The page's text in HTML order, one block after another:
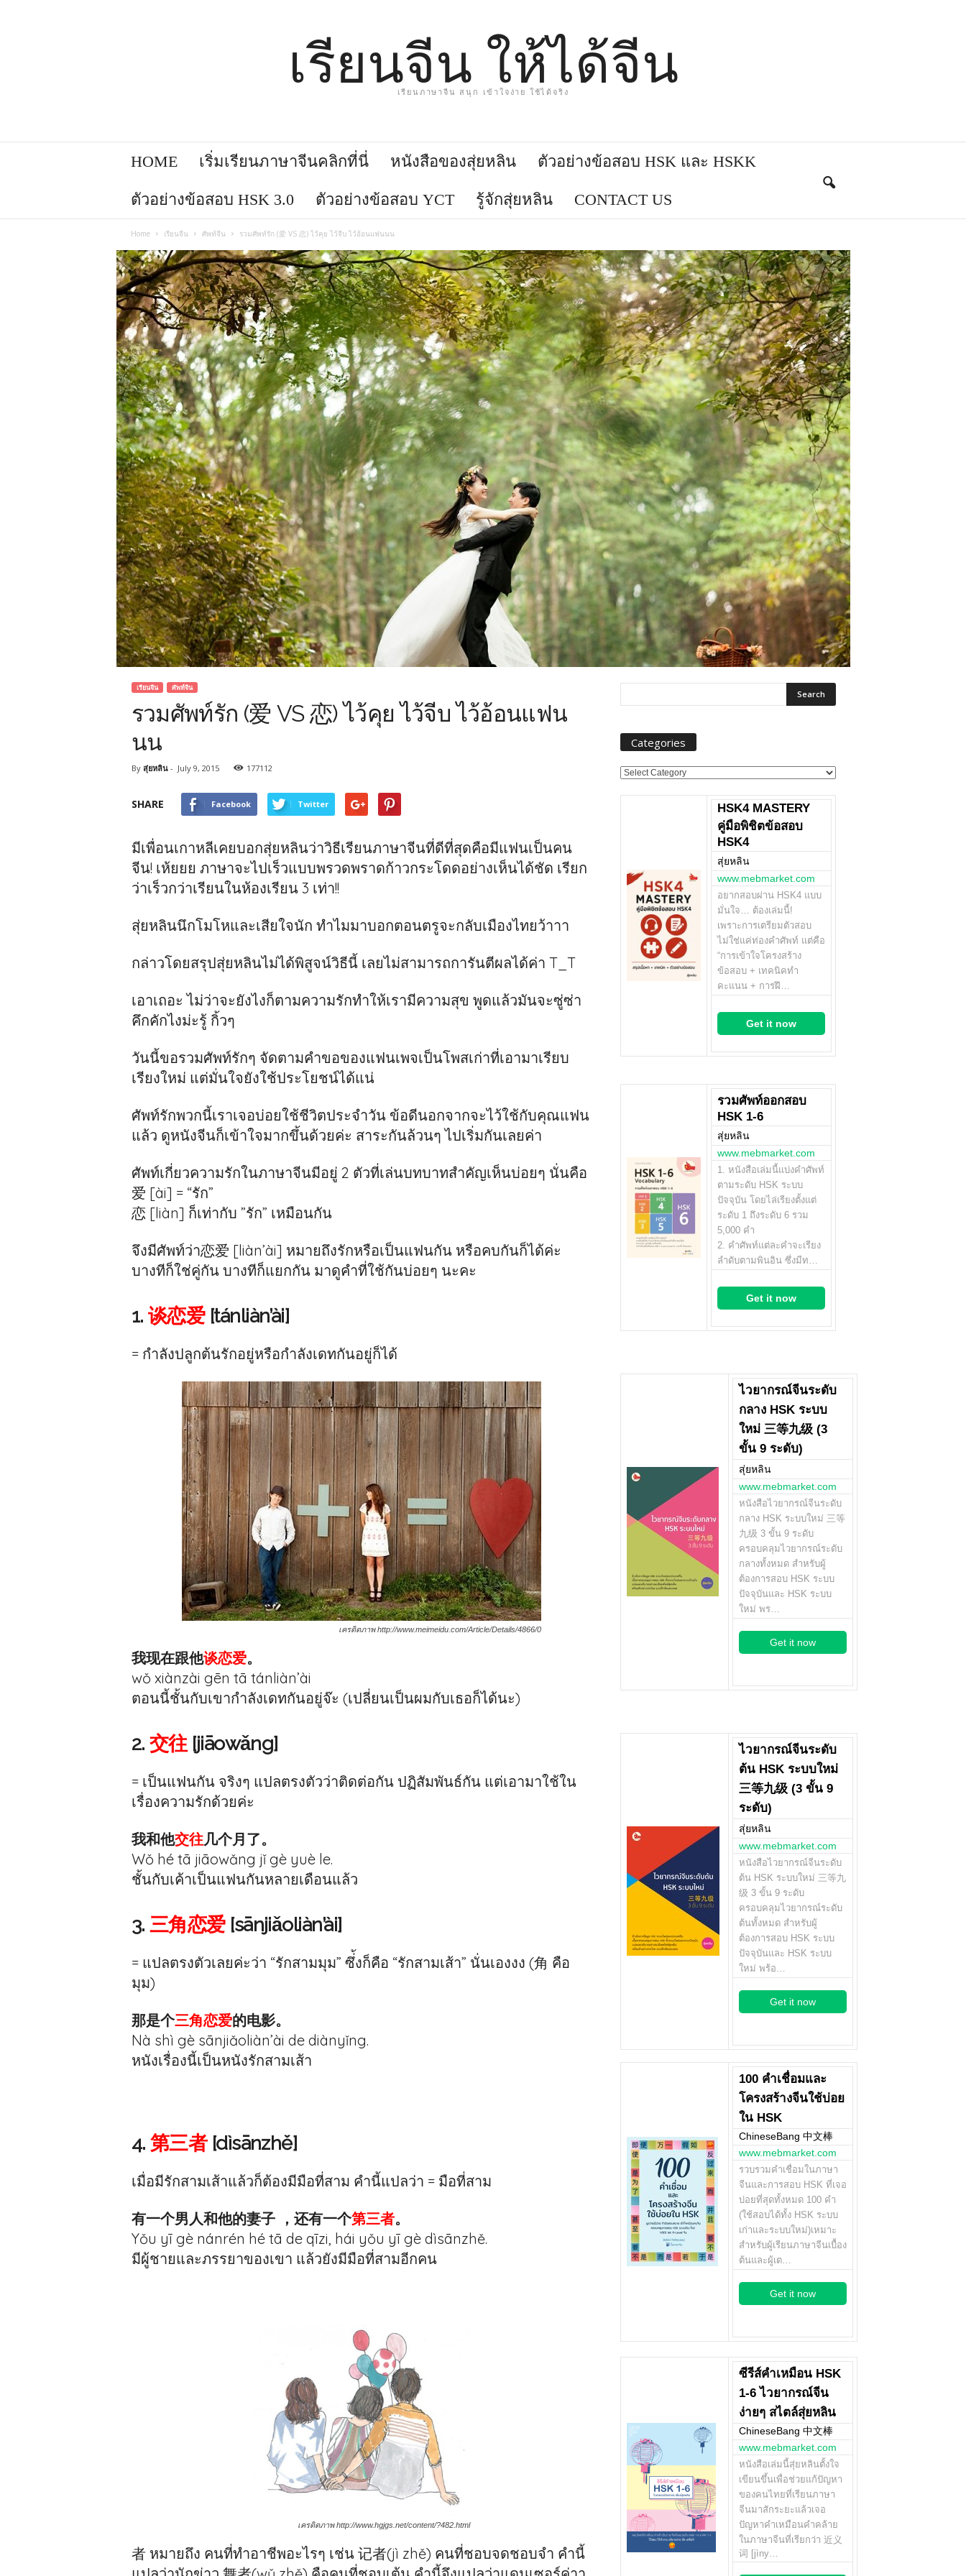
เรียนจีน ให้ได้จีน
เรียนภาษาจีน สนุก เข้าใจง่าย ใช้ได้จริง
HOME เริ่มเรียนภาษาจีนคลิกที่นี่ หนังสือของสุ่ยหลิน ตัวอย่างข้อสอบ HSK และ HSKK
ตัวอย่างข้อสอบ HSK 3.0 ตัวอย่างข้อสอบ YCT รู้จักสุ่ยหลิน CONTACT US
Home เรียนจีน ศัพท์จีน รวมศัพท์รัก (爱 VS 恋) ไว้คุย ไว้จีบ ไว้อ้อนแฟนนน
เรียนจีน ศัพท์จีน
รวมศัพท์รัก (爱 VS 恋) ไว้คุย ไว้จีบ ไว้อ้อนแฟน
นน
By สุ่ยหลิน- July 9, 2015 177112
SHARE Facebook Twitter
มีเพื่อนเกาหลีเคยบอกสุ่ยหลินว่าวิธีเรียนภาษาจีนที่ดีที่สุดคือมีแฟนเป็นคน
จีน! เห้ยยย ภาษาจะไปเร็วแบบพรวดพราดก้าวกระโดดอย่างเห็นได้ชัด เรียก
ว่าเร็วกว่าเรียนในห้องเรียน 3 เท่า!!
สุ่ยหลินนึกโมโหและเสียใจนัก ทำไมมาบอกตอนตรูจะกลับเมืองไทยว้าาา
กล่าวโดยสรุปสุ่ยหลินไม่ได้พิสูจน์วิธีนี้ เลยไม่สามารถการันตีผลได้ค่า T_T
เอาเถอะ ไม่ว่าจะยังไงก็ตามความรักทำให้เรามีความสุข พูดแล้วมันจะซู่ซ่า
คึกคักไงม่ะรู้ กิ้วๆ
วันนี้ขอรวมศัพท์รักๆ จัดตามคำขอของแฟนเพจเป็นโพสเก่าที่เอามาเรียบ
เรียงใหม่ แต่มั่นใจยังใช้ประโยชน์ได้แน่
ศัพท์รักพวกนี้เราเจอบ่อยใช้ชีวิตประจำวัน ข้อดีนอกจากจะไว้ใช้กับคุณแฟน
แล้ว ดูหนังจีนก็เข้าใจมากขึ้นด้วยค่ะ สาระกันล้วนๆ ไปเริ่มกันเลยค่า
ศัพท์เกี่ยวความรักในภาษาจีนมีอยู่ 2 ตัวที่เล่นบทบาทสำคัญเห็นบ่อยๆ นั่นคือ
爱 [ài] = “รัก”
恋 [liàn] ก็เท่ากับ ”รัก” เหมือนกัน
จึงมีศัพท์ว่า恋爱 [liàn’ài] หมายถึงรักหรือเป็นแฟนกัน หรือคบกันก็ได้ค่ะ
บางทีก็ใช่คู่กัน บางทีก็แยกกัน มาดูคำที่ใช้กันบ่อยๆ นะคะ
1. 谈恋爱[tánliàn’ài]
= กำลังปลูกต้นรักอยู่หรือกำลังเดทกันอยู่ก็ได้
เครดิตภาพ http://www.meimeidu.com/Article/Details/4866/0
我现在跟他谈恋爱。
wǒ xiànzài gēn tā tánliàn’ài
ตอนนี้ชั้นกับเขากำลังเดทกันอยู่จ๊ะ (เปลี่ยนเป็นผมกับเธอก็ได้นะ)
2. 交往 [jiāowǎng]
= เป็นแฟนกัน จริงๆ แปลตรงตัวว่าติดต่อกัน ปฏิสัมพันธ์กัน แต่เอามาใช้ใน
เรื่องความรักด้วยค่ะ
我和他交往几个月了。
Wǒ hé tā jiāowǎng jǐ gè yuè le.
ชั้นกับเค้าเป็นแฟนกันหลายเดือนแล้ว
3. 三角恋爱[sānjiǎoliàn’ài]
= แปลตรงตัวเลยค่ะว่า “รักสามมุม” ซึ่้งก็คือ “รักสามเส้า” นั่นเองงง (角 คือ
มุม)
那是个三角恋爱的电影。
Nà shì gè sānjiǎoliàn’ài de diànyǐng.
หนังเรื่องนี้เป็นหนังรักสามเส้า
4. 第三者 [dìsānzhě]
เมื่อมีรักสามเส้าแล้วก็ต้องมีมือที่สาม คำนี้แปลว่า = มือที่สาม
有一个男人和他的妻子 ，还有一个第三者。
Yǒu yī gè nánrén hé tā de qīzi, hái yǒu yī gè dìsānzhě.
มีผู้ชายและภรรยาของเขา แล้วยังมีมือที่สามอีกคน
เครดิตภาพ http://www.hgjgs.net/content/?482.html
者 หมายถึง คนที่ทำอาชีพอะไรๆ เช่น 记者(jì zhě) คนที่ชอบจดชอบจำ คำนี้
Categories
Categories
HSK4 MASTERY
คู่มือพิชิตข้อสอบ
HSK4
สุ่ยหลิน
www.mebmarket.com
อยากสอบผ่าน HSK4 แบบ
มั่นใจ… ต้องเล่มนี้!
เพราะการเตรียมตัวสอบ
ไม่ใช่แค่ท่องคำศัพท์ แต่คือ
“การเข้าใจโครงสร้าง
ข้อสอบ + เทคนิคทำ
คะแนน + การฝึ…
Get it now
รวมศัพท์ออกสอบ
HSK 1-6
สุ่ยหลิน
www.mebmarket.com
1. หนังสือเล่มนี้แบ่งคำศัพท์
ตามระดับ HSK ระบบ
ปัจจุบัน โดยไล่เรียงตั้งแต่
ระดับ 1 ถึงระดับ 6 รวม
5,000 คำ
2. คำศัพท์แต่ละคำจะเรียง
ลำดับตามพินอิน ซึ่งมีท…
Get it now
ไวยากรณ์จีนระดับ
กลาง HSK ระบบ
ใหม่ 三等九级 (3
ขั้น 9 ระดับ)
สุ่ยหลิน
www.mebmarket.com
หนังสือไวยากรณ์จีนระดับ
กลาง HSK ระบบใหม่ 三等
九级 3 ขั้น 9 ระดับ
ครอบคลุมไวยากรณ์ระดับ
กลางทั้งหมด สำหรับผู้
ต้องการสอบ HSK ระบบ
ปัจจุบันและ HSK ระบบ
ใหม่ พร…
Get it now
ไวยากรณ์จีนระดับ
ต้น HSK ระบบใหม่
三等九级 (3 ขั้น 9
ระดับ)
สุ่ยหลิน
www.mebmarket.com
หนังสือไวยากรณ์จีนระดับ
ต้น HSK ระบบใหม่ 三等九
级 3 ขั้น 9 ระดับ
ครอบคลุมไวยากรณ์ระดับ
ต้นทั้งหมด สำหรับผู้
ต้องการสอบ HSK ระบบ
ปัจจุบันและ HSK ระบบ
ใหม่ พร้อ…
Get it now
100 คำเชื่อมและ
โครงสร้างจีนใช้บ่อย
ใน HSK
ChineseBang 中文棒
www.mebmarket.com
รวบรวมคำเชื่อมในภาษา
จีนและการสอบ HSK ที่เจอ
บ่อยที่สุดทั้งหมด 100 คำ
(ใช้สอบได้ทั้ง HSK ระบบ
เก่าและระบบใหม่)เหมาะ
สำหรับผู้เรียนภาษาจีนเบื้อง
ต้นและผู้เต…
Get it now
ซีรีส์คำเหมือน HSK
1-6 ไวยากรณ์จีน
ง่ายๆ สไตล์สุ่ยหลิน
ChineseBang 中文棒
www.mebmarket.com
หนังสือเล่มนี้สุ่ยหลินตั้งใจ
เขียนขึ้นเพื่อช่วยแก้ปัญหา
ของคนไทยที่เรียนภาษา
จีนมาสักระยะแล้วเจอ
ปัญหาคำเหมือนคำคล้าย
ในภาษาจีนที่เรียกว่า 近义
词 [jìny…